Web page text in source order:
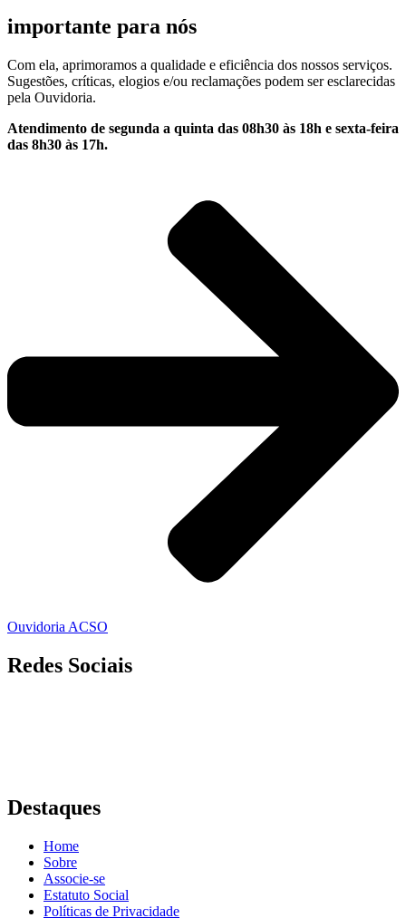
importante para nós
Com ela, aprimoramos a qualidade e eficiência dos nossos serviços.
Sugestões, críticas, elogios e/ou reclamações podem ser esclarecidas
pela Ouvidoria.
Atendimento de segunda a quinta das 08h30 às 18h e sexta-feira
das 8h30 às 17h.
Ouvidoria ACSO
Redes Sociais
Destaques
Home
Sobre
Associe-se
Estatuto Social
Políticas de Privacidade